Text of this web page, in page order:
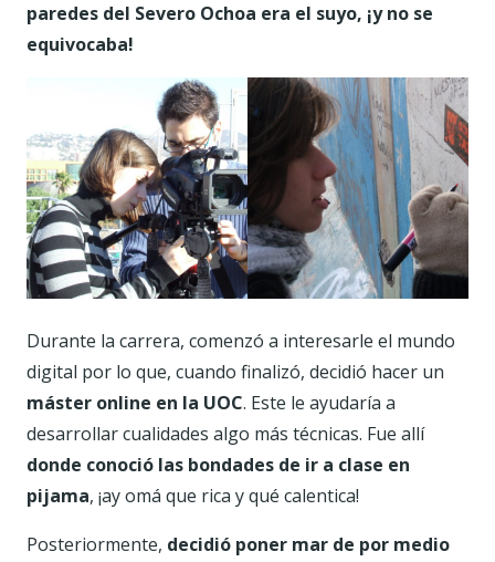
paredes del Severo Ochoa era el suyo, ¡y no se
equivocaba!
Durante la carrera, comenzó a interesarle el mundo
digital por lo que, cuando finalizó, decidió hacer un
máster online en la UOC. Este le ayudaría a
desarrollar cualidades algo más técnicas. Fue allí
donde conoció las bondades de ir a clase en
pijama, ¡ay omá que rica y qué calentica!
Posteriormente, decidió poner mar de por medio